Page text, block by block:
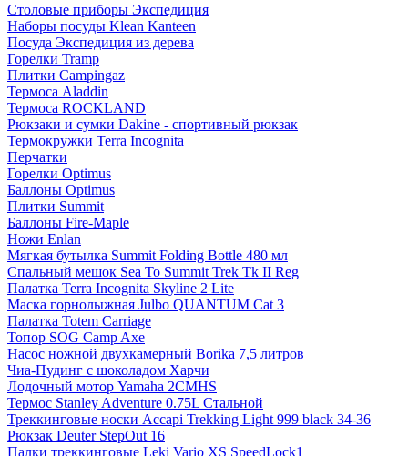
Столовые приборы Экспедиция
Наборы посуды Klean Kanteen
Посуда Экспедиция из дерева
Горелки Tramp
Плитки Campingaz
Термоса Aladdin
Термоса ROCKLAND
Рюкзаки и сумки Dakine - спортивный рюкзак
Термокружки Terra Incognita
Перчатки
Горелки Optimus
Баллоны Optimus
Плитки Summit
Баллоны Fire-Maple
Ножи Enlan
Мягкая бутылка Summit Folding Bottle 480 мл
Спальный мешок Sea To Summit Trek Tk II Reg
Палатка Terra Incognita Skyline 2 Lite
Маска горнолыжная Julbo QUANTUM Cat 3
Палатка Totem Carriage
Топор SOG Camp Axe
Насос ножной двухкамерный Borika 7,5 литров
Чиа-Пудинг с шоколадом Харчи
Лодочный мотор Yamaha 2CMHS
Термос Stanley Adventure 0.75L Стальной
Треккинговые носки Accapi Trekking Light 999 black 34-36
Рюкзак Deuter StepOut 16
Палки треккинговые Leki Vario XS SpeedLock1